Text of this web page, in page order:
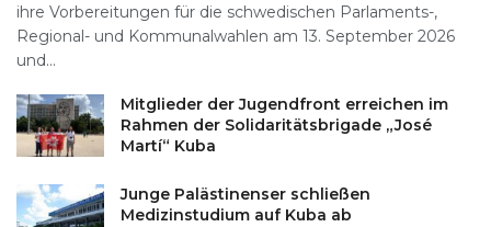
ihre Vorbereitungen für die schwedischen Parlaments-,
Regional- und Kommunalwahlen am 13. September 2026
und...
Mitglieder der Jugendfront erreichen im
Rahmen der Solidaritätsbrigade „José
Martí“ Kuba
Junge Palästinenser schließen
Medizinstudium auf Kuba ab